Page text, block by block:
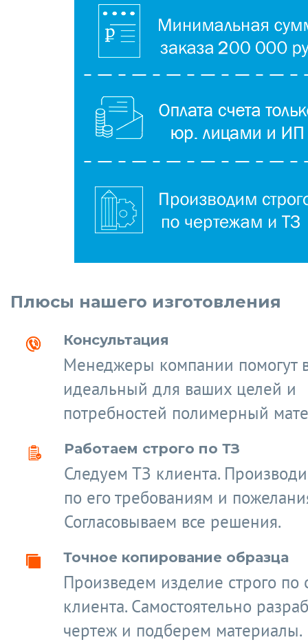
Плюсы нашего изготовления
Консультация
Менеджеры компании помогут
идеальный для ваших целей и
потребностей полимерный
Работаем строго по ТЗ
Следуем ТЗ клиента.
по его требованиям и
Согласовываем все решения.
Точное копирование образца
Произведем изделие строго по
клиента. Самостоятельно
чертеж и подберем материалы.